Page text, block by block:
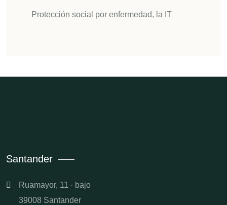
Protección social por enfermedad, la IT
Santander
Ruamayor, 11 · bajo
39008 Santander